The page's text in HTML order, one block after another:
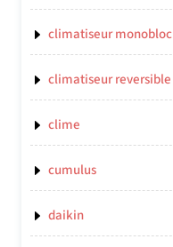
climatiseur monobloc
climatiseur reversible
clime
cumulus
daikin